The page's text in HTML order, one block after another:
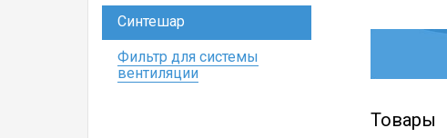
Синтешар
Фильтр для системы
вентиляции
Товары